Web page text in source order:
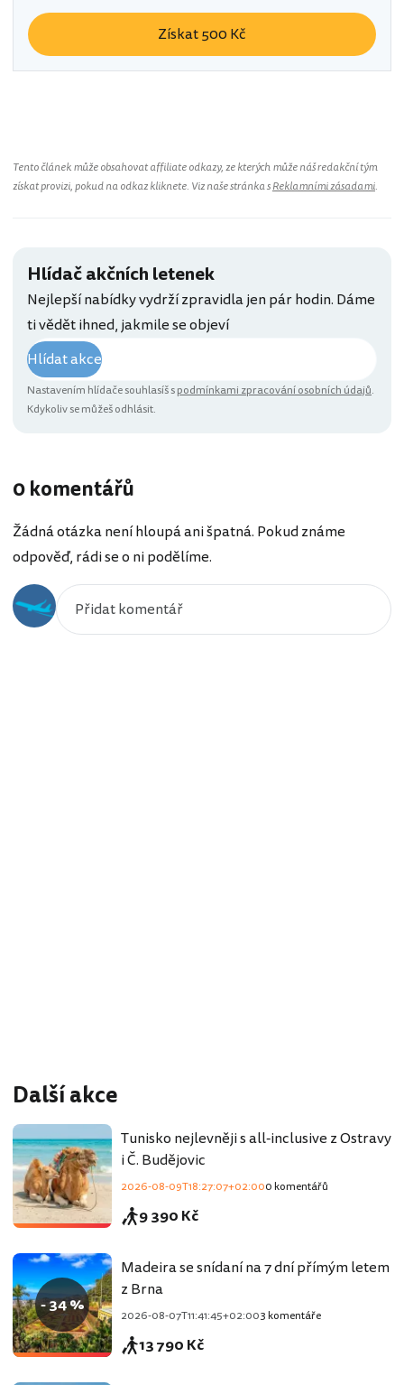
Získat 500 Kč
Tento článek může obsahovat affiliate odkazy, ze kterých může náš redakční tým
získat provizi, pokud na odkaz kliknete. Viz naše stránka sReklamními zásadami.
Hlídač akčních letenek
Nejlepší nabídky vydrží zpravidla jen pár hodin. Dáme
ti vědět ihned, jakmile se objeví
Hlídat akce
Nastavením hlídače souhlasíš spodmínkami zpracování osobních údajů.
Kdykoliv se můžeš odhlásit.
0 komentářů
Žádná otázka není hloupá ani špatná. Pokud známe
odpověď, rádi se o ni podělíme.
Další akce
Tunisko nejlevněji s all-inclusive z Ostravy
i Č. Budějovic
2026-08-09T18:27:07+02:000 komentářů
9 390 Kč
- 34 %
Madeira se snídaní na 7 dní přímým letem
z Brna
2026-08-07T11:41:45+02:003 komentáře
13 790 Kč